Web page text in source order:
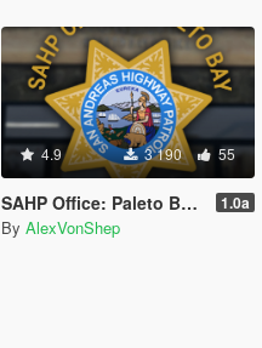
4.9 3 190 55
SAHP Office: Paleto Bay Mod 1.0a
By AlexVonShep